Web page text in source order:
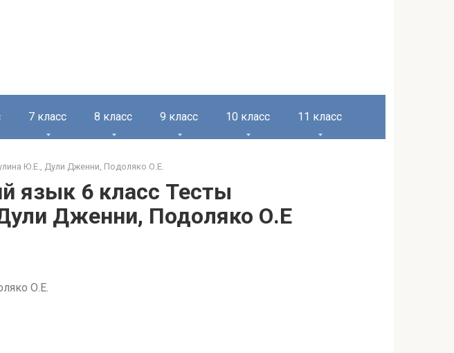
7 класс 8 класс 9 класс 10 класс 11 класс
Ю.Е., Дули Дженни, Подоляко О.Е.
язык 6 класс Тесты
Дженни, Подоляко О.Е
О.Е.